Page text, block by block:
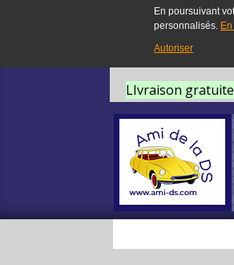
En poursuivant
personnalisés.
Autoriser
LIvraison